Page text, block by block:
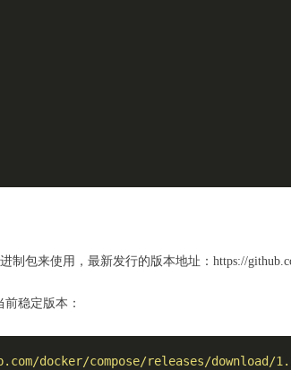
包来使用，最新发行的版本地址：https://
前稳定版本：
docker/compose/releases/download/